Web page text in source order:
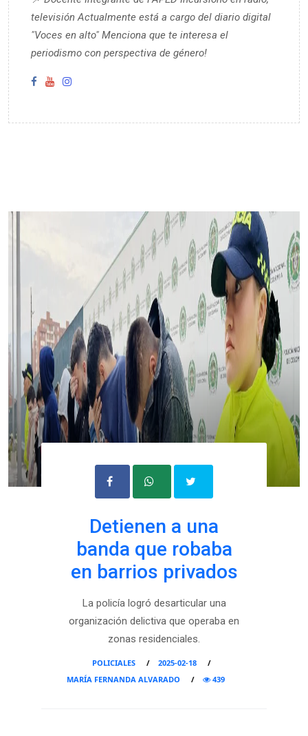
televisión Actualmente está a cargo del diario digital
"Voces en alto" Menciona que te interesa el
periodismo con perspectiva de género!
Detienen a una
banda que robaba
en barrios privados
La policía logró desarticular una
organización delictiva que operaba en
zonas residenciales.
POLICIALES
2025-02-18
MARÍA FERNANDA ALVARADO
439